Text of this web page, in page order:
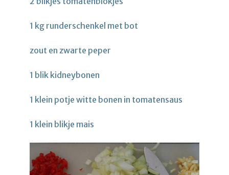
1 kg runderschenkel met bot
zout en zwarte peper
1 blik kidneybonen
1 klein potje witte bonen in tomatensaus
1 klein blikje mais